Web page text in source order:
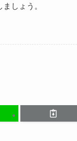
しょう。